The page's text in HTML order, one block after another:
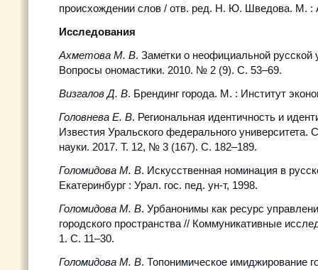
происхождении слов / отв. ред. Н. Ю. Шведова. М. :
Исследования
Ахметова М. В. Заметки о неофициальной русской
Вопросы ономастики. 2010. № 2 (9). С. 53–69.
Визгалов Д. В. Брендинг города. М. : Институт
Головнева Е. В. Региональная идентичность и
Известия Уральского федерального
науки. 2017. Т. 12, № 3 (167). С. 182–189.
Голомидова М. В. Искусственная номинация в
Екатеринбург : Урал. гос. пед. ун-т, 1998.
Голомидова М. В. Урбанонимы как ресурс
городского пространства // Коммуникативные
1. С. 11–30.
Голомидова М. В. Топонимическое имиджирование